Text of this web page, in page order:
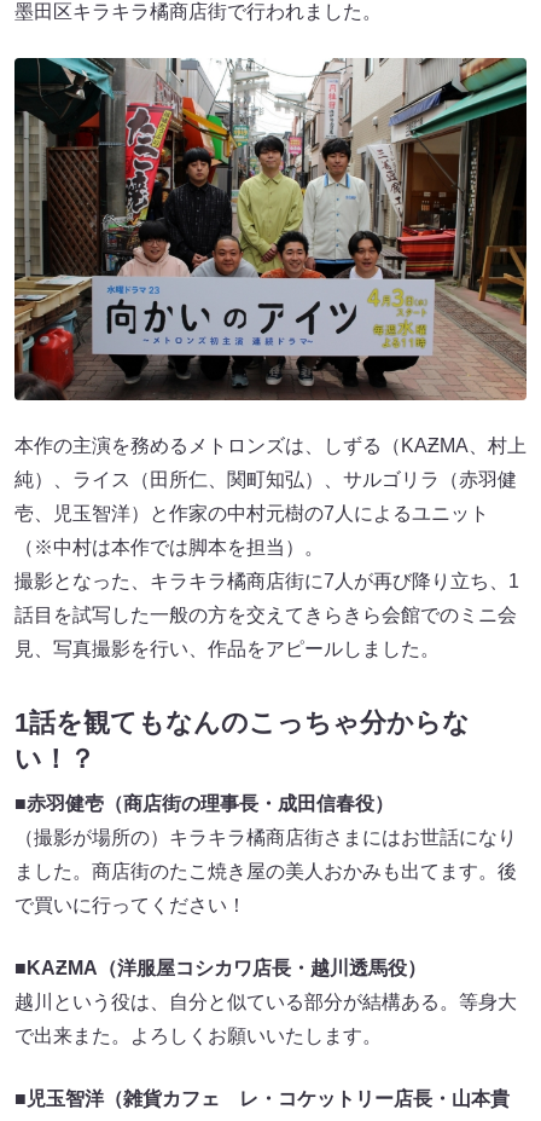
墨田区キラキラ橘商店街で行われました。
本作の主演を務めるメトロンズは、しずる（KAƵMA、村上
純）、ライス（田所仁、関町知弘）、サルゴリラ（赤羽健
壱、児玉智洋）と作家の中村元樹の7人によるユニット
（※中村は本作では脚本を担当）。
撮影となった、キラキラ橘商店街に7人が再び降り立ち、1
話目を試写した一般の方を交えてきらきら会館でのミニ会
見、写真撮影を行い、作品をアピールしました。
1話を観てもなんのこっちゃ分からな
い！？
■赤羽健壱（商店街の理事長・成田信春役）
（撮影が場所の）キラキラ橘商店街さまにはお世話になり
ました。商店街のたこ焼き屋の美人おかみも出てます。後
で買いに行ってください！
■ KAƵMA（洋服屋コシカワ店長・越川透馬役）
越川という役は、自分と似ている部分が結構ある。等身大
で出来また。よろしくお願いいたします。
■ 児玉智洋（雑貨カフェ レ・コケットリー店長・山本貴